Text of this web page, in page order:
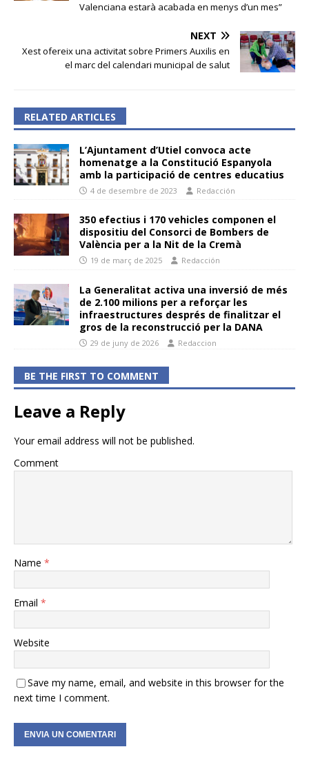
Valenciana estarà acabada en menys d’un mes”
NEXT
Xest ofereix una activitat sobre Primers Auxilis en
el marc del calendari municipal de salut
RELATED ARTICLES
L’Ajuntament d’Utiel convoca acte
homenatge a la Constitució Espanyola
amb la participació de centres educatius
4 de desembre de 2023 Redacción
350 efectius i 170 vehicles componen el
dispositiu del Consorci de Bombers de
València per a la Nit de la Cremà
19 de març de 2025 Redacción
La Generalitat activa una inversió de més
de 2.100 milions per a reforçar les
infraestructures després de finalitzar el
gros de la reconstrucció per la DANA
29 de juny de 2026 Redaccion
BE THE FIRST TO COMMENT
Leave a Reply
Your email address will not be published.
Comment
Name *
Email *
Website
Save my name, email, and website in this browser for the
next time I comment.